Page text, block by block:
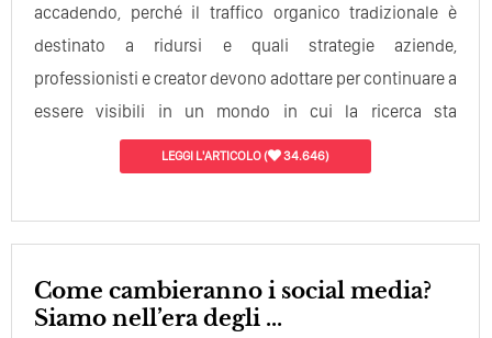
accadendo, perché il traffico organico tradizionale è
destinato a ridursi e quali strategie aziende,
professionisti e creator devono adottare per continuare a
essere visibili in un mondo in cui la ricerca sta
diventando una conversazione…
LEGGI L'ARTICOLO( 34.646)
Come cambieranno i social media?
Siamo nell’era degli ...